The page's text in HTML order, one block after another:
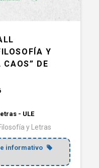
Y
CAOS” DE
- ULE
y Letras
informativo